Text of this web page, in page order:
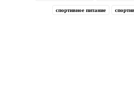
спортивное питание